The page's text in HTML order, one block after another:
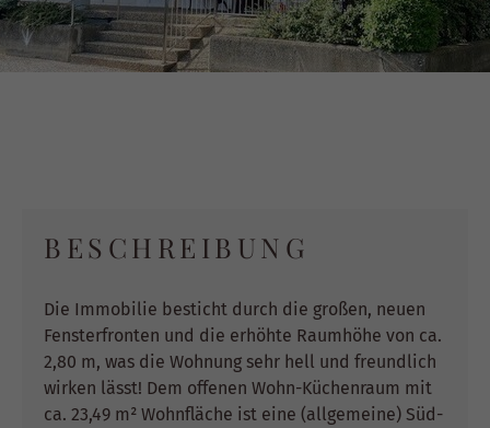
BESCHREIBUNG
Die Immobilie besticht durch die großen, neuen
Fensterfronten und die erhöhte Raumhöhe von ca.
2,80 m, was die Wohnung sehr hell und freundlich
wirken lässt! Dem offenen Wohn-Küchenraum mit
ca. 23,49 m² Wohnfläche ist eine (allgemeine) Süd-